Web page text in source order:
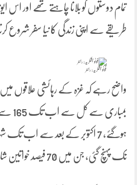
تمام دوستوں کو بلانا چاہتے تھے اور اس
طریقے سے اپنی زندگی کا نیا سفر شروع
فوٹو بشکریہ: رائٹر
واضح رہے کہ غزہ کے رہائشی علاقوں میں
تک پہنچ گئی، جن میں 70 فیصد خواتین شامل ہیں۔